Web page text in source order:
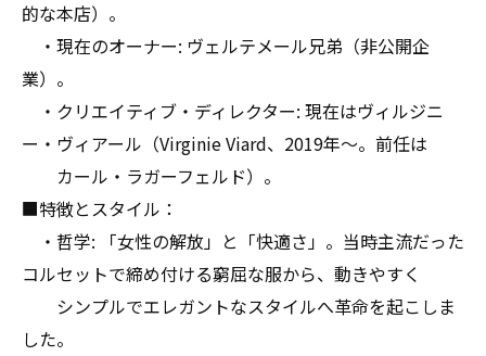
的な本店）。
・現在のオーナー: ヴェルテメール兄弟（非公開企
業）。
・クリエイティブ・ディレクター: 現在はヴィルジニ
ー・ヴィアール（Virginie Viard、2019年〜。前任は
カール・ラガーフェルド）。
■特徴とスタイル：
・哲学: 「女性の解放」と「快適さ」。当時主流だった
コルセットで締め付ける窮屈な服から、動きやすく
シンプルでエレガントなスタイルへ革命を起こしま
した。